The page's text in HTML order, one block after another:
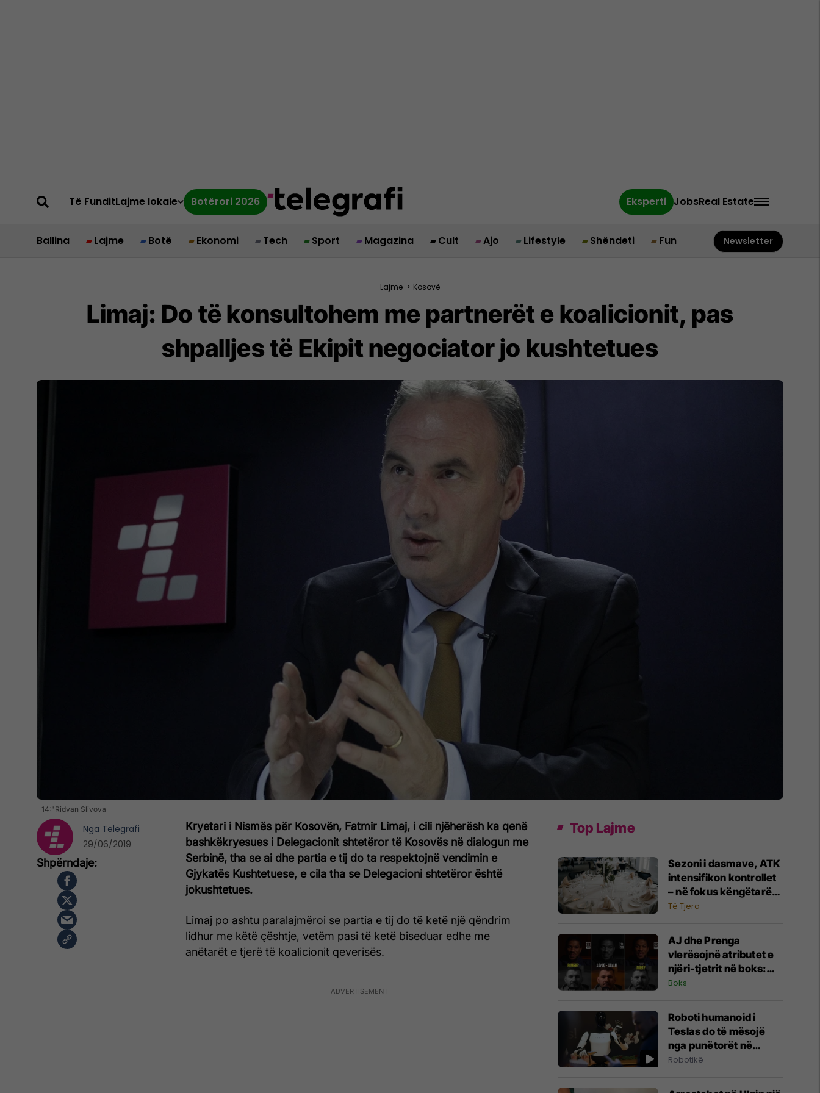
Të FunditLajme lokale Botërori 2026 Eksperti JobsReal Estate
Ballina Lajme Botë Ekonomi Tech Sport Magazina Cult Ajo Lifestyle Shëndeti Fun Newsletter
Lajme > Kosovë
Limaj: Do të konsultohem me partnerët e koalicionit, pas
shpalljes të Ekipit negociator jo kushtetues
14:"Ridvan Slivova
Kryetari i Nismës për Kosovën, Fatmir Limaj, i cili njëherësh ka qenë
bashkëkryesues i Delegacionit shtetëror të Kosovës në dialogun me
Serbinë, tha se ai dhe partia e tij do ta respektojnë vendimin e
Gjykatës Kushtetuese, e cila tha se Delegacioni shtetëror është
jokushtetues.
Limaj po ashtu paralajmëroi se partia e tij do të ketë një qëndrim
lidhur me këtë çështje, vetëm pasi të ketë biseduar edhe me
anëtarët e tjerë të koalicionit qeverisës.
Nga Telegrafi
29/06/2019
Top Lajme
Sezoni i dasmave, ATK
intensifikon kontrollet
– në fokus këngëtarët,
sallat, fotografët dhe
Të Tjera
AJ dhe Prenga
vlerësojnë atributet e
njëri-tjetrit në boks:
Nga shpejtësia te aura,
meçit
Boks
Roboti humanoid i
Teslas do të mësojë
nga punëtorët në
Gigafactory
Robotikë